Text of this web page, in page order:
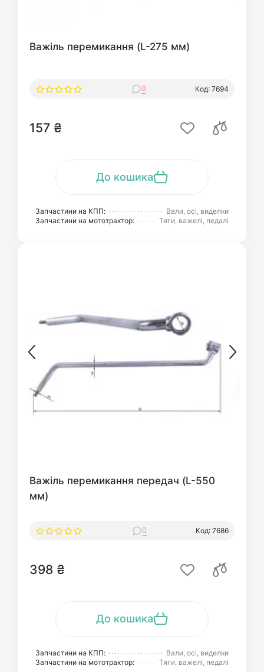
Важіль перемикання (L-275 мм)
0 Код: 7694
157 ₴
До кошика
Запчастини на КПП:
Вали, осі, виделки
Запчастини на мототрактор:
Тяги, важелі, педалі
Важіль перемикання передач (L-550
мм)
0 Код: 7686
398 ₴
До кошика
Запчастини на КПП:
Вали, осі, виделки
Запчастини на мототрактор:
Тяги, важелі, педалі